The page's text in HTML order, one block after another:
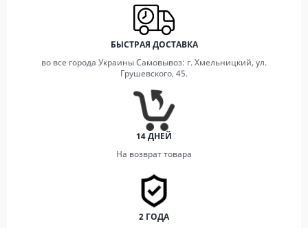
БЫСТРАЯ ДОСТАВКА
во все города Украины Самовывоз: г. Хмельницкий, ул.
Грушевского, 45.
14 ДНЕЙ
На возврат товара
2 ГОДА